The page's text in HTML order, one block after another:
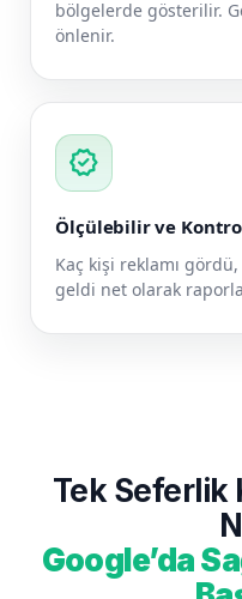
bölgelerde gösterilir.
önlenir.
verified
Ölçülebilir ve
Kaç kişi reklamı
geldi net olarak
Tek Seferlik
Google’da